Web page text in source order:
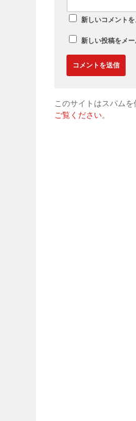
新しいコメント
新しい投稿をメ
このサイトはスパム
ご覧ください。